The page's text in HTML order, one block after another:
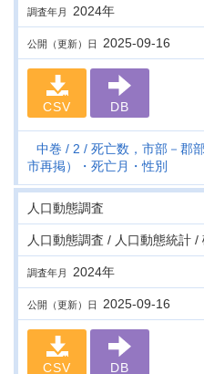
調査年月 2024年
公開（更新）日 2025-09-16
CSV DB
中巻 2
死亡数，市部－郡
市再掲）・死亡月・性別
人口動態調査
人口動態調査 / 人口動態統計 /
調査年月 2024年
公開（更新）日 2025-09-16
CSV DB